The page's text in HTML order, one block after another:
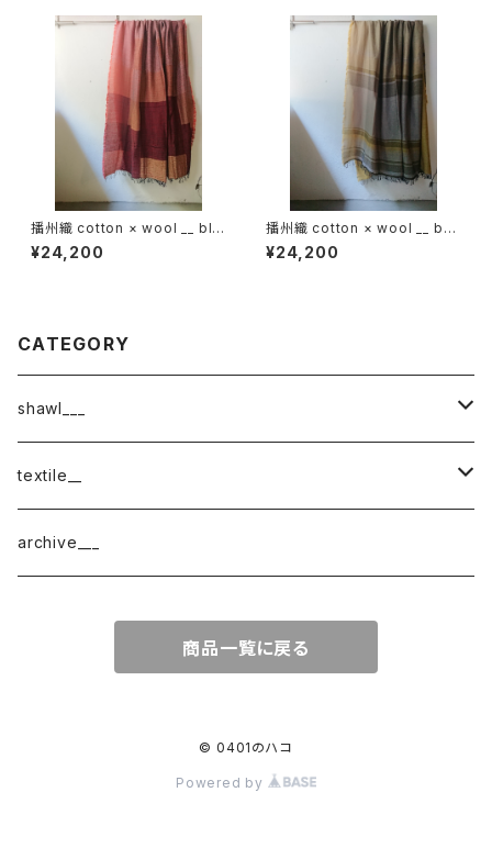
播州織 cotton × wool __ blo
ck 220-120 埋火GK
¥24,200
播州織 cotton × wool __ bor
der 220-120 花灯路GK
¥24,200
CATEGORY
shawl___
cotton
border
cotton × wool
textile__
織物
archive___
商品一覧に戻る
© 0401のハコ
Powered by